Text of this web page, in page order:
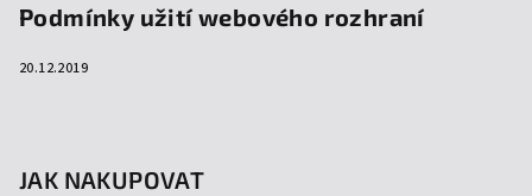
Podmínky užití webového rozhraní
20.12.2019
JAK NAKUPOVAT